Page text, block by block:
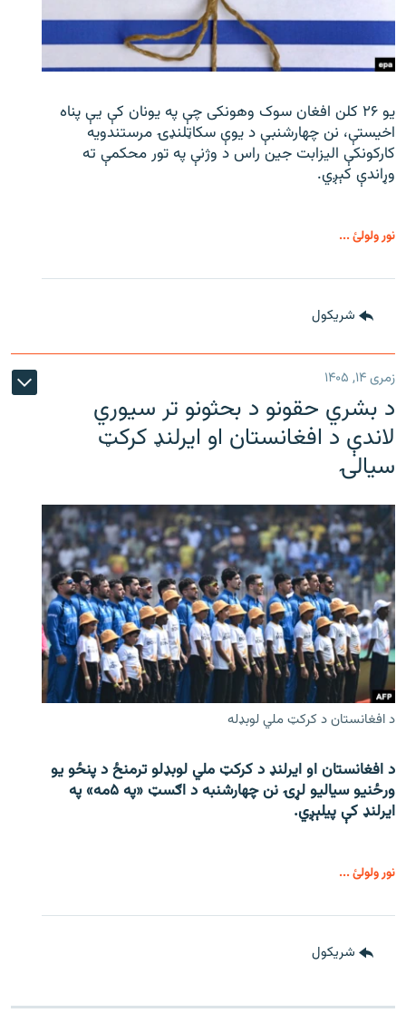
یو ۲۶ کلن افغان سوک‌ وهونکی چې په یونان کې یې پناه
اخیستې، نن چهارشنبې د یوې سکاټلنډۍ مرستندویه
کارکونکې الیزابت جین راس د وژنې په تور محکمې ته
وړاندې کېږي.
نور ولولئ ...
شريکول
زمری ۱۴, ۱۴۰۵
د بشري حقونو د بحثونو تر سیوري
لاندې د افغانستان او ایرلنډ کرکټ
سیالۍ
د افغانستان د کرکټ ملي لوبډله
د افغانستان او ایرلنډ د کرکټ ملي لوبډلو ترمنځ د پنځو یو
ورځنیو سیالیو لړۍ نن چهارشنبه د اګسټ «په ۵مه» په
ایرلنډ کې پیلېږي.
نور ولولئ ...
شريکول